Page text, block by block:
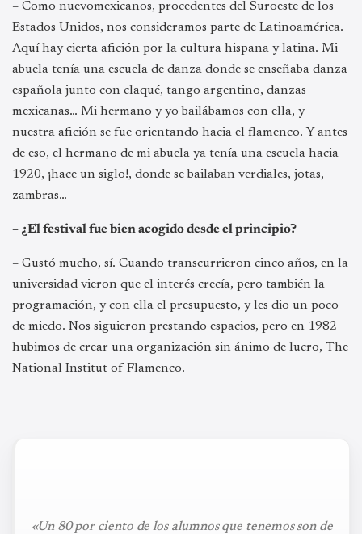
– Como nuevomexicanos, procedentes del Suroeste de los
Estados Unidos, nos consideramos parte de Latinoamérica.
Aquí hay cierta afición por la cultura hispana y latina. Mi
abuela tenía una escuela de danza donde se enseñaba danza
española junto con claqué, tango argentino, danzas
mexicanas… Mi hermano y yo bailábamos con ella, y
nuestra afición se fue orientando hacia el flamenco. Y antes
de eso, el hermano de mi abuela ya tenía una escuela hacia
1920, ¡hace un siglo!, donde se bailaban verdiales, jotas,
zambras…
– ¿El festival fue bien acogido desde el principio?
– Gustó mucho, sí. Cuando transcurrieron cinco años, en la
universidad vieron que el interés crecía, pero también la
programación, y con ella el presupuesto, y les dio un poco
de miedo. Nos siguieron prestando espacios, pero en 1982
hubimos de crear una organización sin ánimo de lucro, The
National Institut of Flamenco.
«Un 80 por ciento de los alumnos que tenemos son de